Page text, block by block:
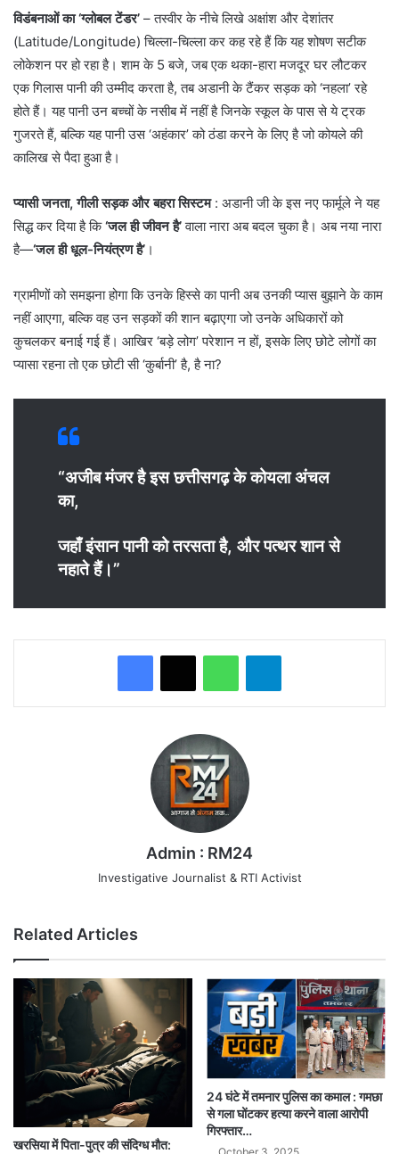
विडंबनाओं का ‘ग्लोबल टेंडर’ – ​तस्वीर के नीचे लिखे अक्षांश और देशांतर
(Latitude/Longitude) चिल्ला-चिल्ला कर कह रहे हैं कि यह शोषण सटीक
लोकेशन पर हो रहा है। शाम के 5 बजे, जब एक थका-हारा मजदूर घर लौटकर
एक गिलास पानी की उम्मीद करता है, तब अडानी के टैंकर सड़क को ‘नहला’ रहे
होते हैं। यह पानी उन बच्चों के नसीब में नहीं है जिनके स्कूल के पास से ये ट्रक
गुजरते हैं, बल्कि यह पानी उस ‘अहंकार’ को ठंडा करने के लिए है जो कोयले की
कालिख से पैदा हुआ है।
प्यासी जनता, गीली सड़क और बहरा सिस्टम: ​अडानी जी के इस नए फार्मूले ने यह
सिद्ध कर दिया है कि‘जल ही जीवन है’वाला नारा अब बदल चुका है। अब नया नारा
है—‘जल ही धूल-नियंत्रण है’ ।
​ग्रामीणों को समझना होगा कि उनके हिस्से का पानी अब उनकी प्यास बुझाने के काम
नहीं आएगा, बल्कि वह उन सड़कों की शान बढ़ाएगा जो उनके अधिकारों को
कुचलकर बनाई गई हैं। आखिर ‘बड़े लोग’ परेशान न हों, इसके लिए छोटे लोगों का
प्यासा रहना तो एक छोटी सी ‘कुर्बानी’ है, है ना?
“अजीब मंजर है इस छत्तीसगढ़ के कोयला अंचल
का,
जहाँ इंसान पानी को तरसता है, और पत्थर शान से
नहाते हैं।”
WhatsAppTelegram
Admin : RM24
Investigative Journalist & RTI Activist
Related Articles
खरसिया में पिता-पुत्र की संदिग्ध मौत:
24 घंटे में तमनार पुलिस का कमाल : गमछा
से गला घोंटकर हत्या करने वाला आरोपी
गिरफ्तार…